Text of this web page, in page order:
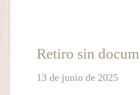
Retiro sin
13 de junio de 2025